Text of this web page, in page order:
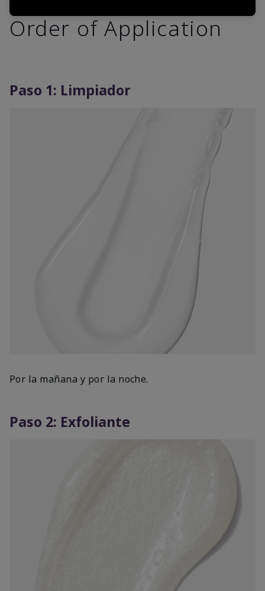
Order of Application
Paso 1: Limpiador
Por la mañana y por la noche.
Paso 2: Exfoliante